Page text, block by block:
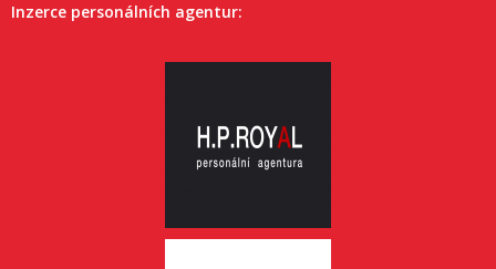
Inzerce personálních agentur: